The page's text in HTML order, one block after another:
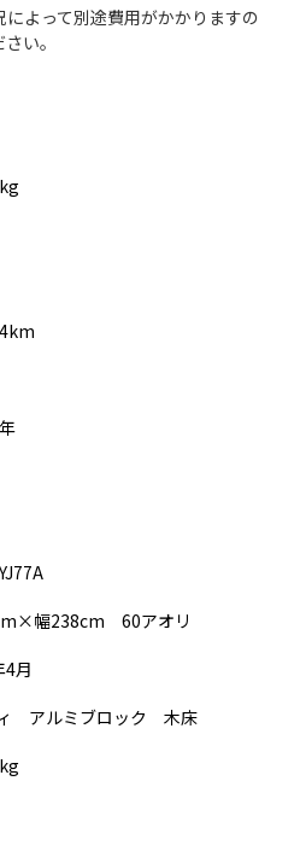
よって別途費用がかかりますの
い。
幅238cm 60アオリ
4月
アルミブロック 木床